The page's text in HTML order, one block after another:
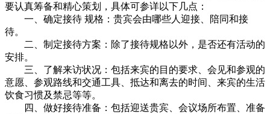
要认真筹备和精心策划，具体可参详以下几点：
一、确定接待 规格：贵宾会由哪些人迎接、陪同和接
待。
二、制定接待方案：除了接待规格以外，是否还有活动的
安排。
三、了解来访状况：包括来宾的目的要求、会见和参观的
意愿、参观路线和交通工具、抵达和离去的时间、来宾的生活
饮食习惯及禁忌等等。
四、做好接待准备：包括迎送贵宾、会议场所布置、准备